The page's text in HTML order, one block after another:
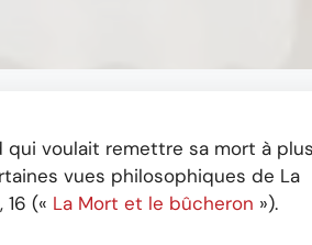
qui voulait remettre sa mort à
vues philosophiques de La
16 (« La Mort et le bûcheron »).